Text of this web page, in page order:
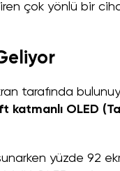
çok yönlü bir
tarafında
katmanlı OLED
yüzde 92